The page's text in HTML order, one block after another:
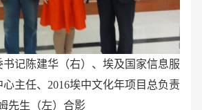
书记陈建华（右）、埃及国家信息服
主任、2016埃中文化年项目总负责
先生（左）合影